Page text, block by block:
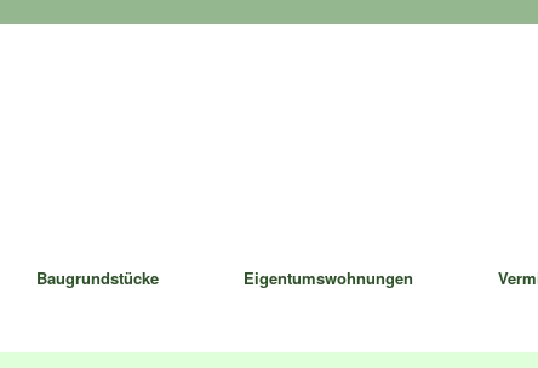
Baugrundstücke Eigentumswohnungen